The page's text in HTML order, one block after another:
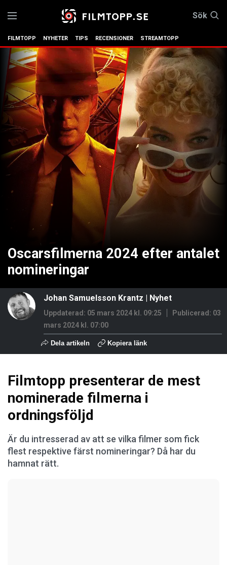
Sök
FILMTOPP NYHETER TIPS RECENSIONER STREAMTOPP
Oscarsfilmerna 2024 efter antalet
nomineringar
Johan Samuelsson Krantz | Nyhet
Uppdaterad: 05 mars 2024 kl. 09:25 Publicerad: 03
mars 2024 kl. 07:00
Dela artikeln Kopiera länk
Filmtopp presenterar de mest
nominerade filmerna i
ordningsföljd
Är du intresserad av att se vilka filmer som fick
flest respektive färst nomineringar? Då har du
hamnat rätt.